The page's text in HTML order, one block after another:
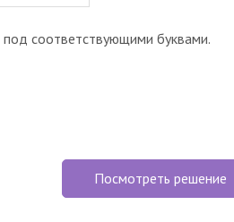
соответствующими буквами.
Посмотреть решение